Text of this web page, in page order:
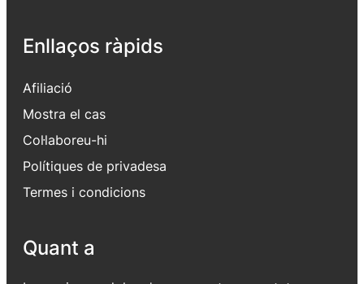
Enllaços ràpids
Afiliació
Mostra el cas
Col·laboreu-hi
Polítiques de privadesa
Termes i condicions
Quant a